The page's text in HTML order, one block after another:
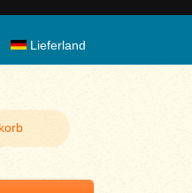
Lieferland